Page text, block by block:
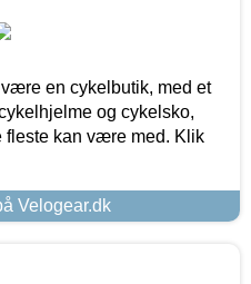
en cykelbutik, med et
og cykelsko,
fleste kan være med. Klik
Velogear.dk